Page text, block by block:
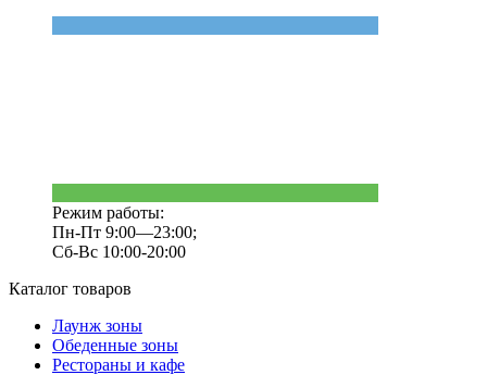
Режим работы:
Пн-Пт 9:00—23:00;
Сб-Вс 10:00-20:00
Каталог товаров
Лаунж зоны
Обеденные зоны
Рестораны и кафе